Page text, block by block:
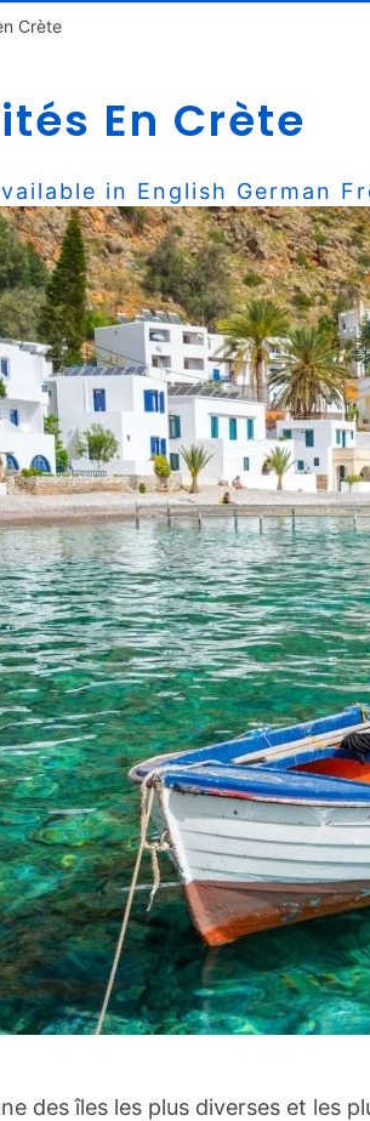
Crète
En Crète
in English German
des îles les plus diverses et les